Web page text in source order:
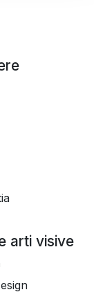
arti visive